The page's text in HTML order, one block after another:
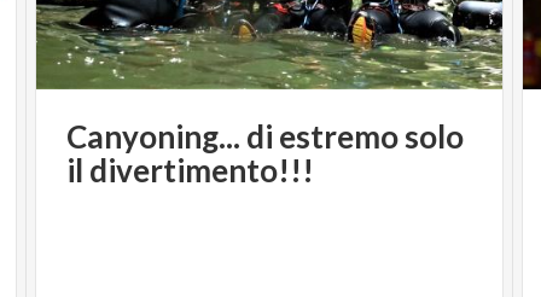
Canyoning... di estremosolo
il divertimento!!!